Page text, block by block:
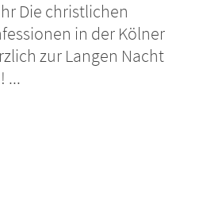
Die christlichen
in der Kölner
zur Langen Nacht
...